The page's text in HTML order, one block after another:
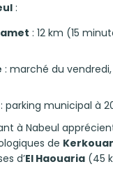
:
: 12 km (15
: marché du
: parking municipal à
à Nabeul
de
d’El Haouaria (45